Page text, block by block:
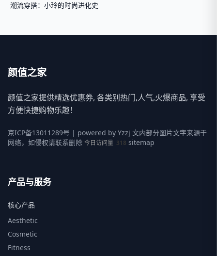
潮流穿搭：小玲的时尚进化史
颜值之家
颜值之家提供精选优惠券, 各类别热门,人气,火爆商品, 享受
方便快捷购物乐趣！
京ICP备13011289号 | powered by Yzzj 文内部分图片文字来源于
网络，如侵权请联系删除 今日访问量 318 sitemap
产品与服务
核心产品
Aesthetic
Cosmetic
Fitness